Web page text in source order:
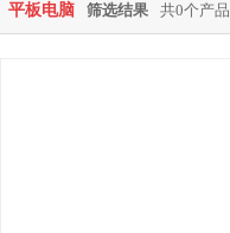
平板电脑 筛选结果 共0个产品